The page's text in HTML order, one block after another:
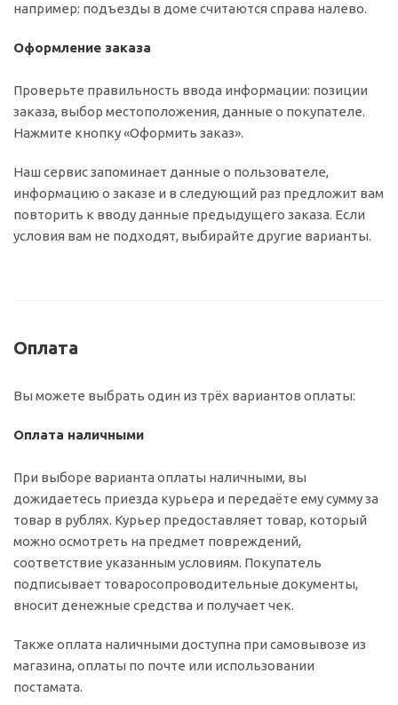
например: подъезды в доме считаются справа налево.
Оформление заказа
Проверьте правильность ввода информации: позиции
заказа, выбор местоположения, данные о покупателе.
Нажмите кнопку «Оформить заказ».
Наш сервис запоминает данные о пользователе,
информацию о заказе и в следующий раз предложит вам
повторить к вводу данные предыдущего заказа. Если
условия вам не подходят, выбирайте другие варианты.
Оплата
Вы можете выбрать один из трёх вариантов оплаты:
Оплата наличными
При выборе варианта оплаты наличными, вы
дожидаетесь приезда курьера и передаёте ему сумму за
товар в рублях. Курьер предоставляет товар, который
можно осмотреть на предмет повреждений,
соответствие указанным условиям. Покупатель
подписывает товаросопроводительные документы,
вносит денежные средства и получает чек.
Также оплата наличными доступна при самовывозе из
магазина, оплаты по почте или использовании
постамата.